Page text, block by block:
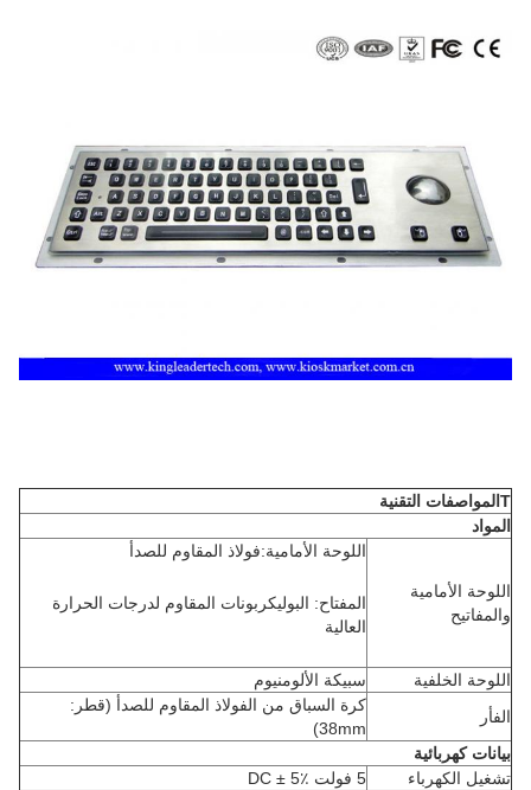
T المواصفات التقنية
المواد
اللوحة الأمامية
والمفاتيح
اللوحة الأمامية:فولاذ المقاوم للصدأ
المفتاح: البوليكربونات المقاوم لدرجات الحرارة
العالية
اللوحة الخلفية
سبيكة الألومنيوم
الفأر
كرة السباق من الفولاذ المقاوم للصدأ (قطر:
38mm)
بيانات كهربائية
تشغيل الكهرباء
5 فولت DC ± 5٪